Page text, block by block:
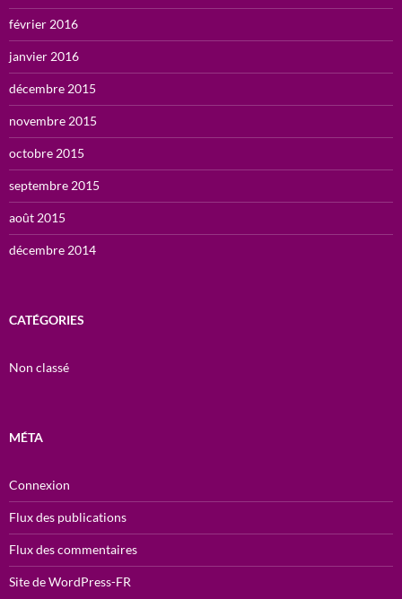
février 2016
janvier 2016
décembre 2015
novembre 2015
octobre 2015
septembre 2015
août 2015
décembre 2014
CATÉGORIES
Non classé
MÉTA
Connexion
Flux des publications
Flux des commentaires
Site de WordPress-FR